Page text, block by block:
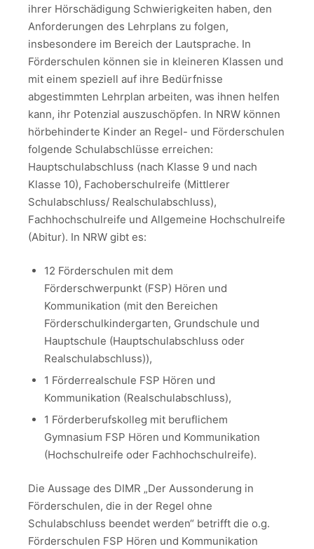
ihrer Hörschädigung Schwierigkeiten haben, den
Anforderungen des Lehrplans zu folgen,
insbesondere im Bereich der Lautsprache. In
Förderschulen können sie in kleineren Klassen und
mit einem speziell auf ihre Bedürfnisse
abgestimmten Lehrplan arbeiten, was ihnen helfen
kann, ihr Potenzial auszuschöpfen. In NRW können
hörbehinderte Kinder an Regel- und Förderschulen
folgende Schulabschlüsse erreichen:
Hauptschulabschluss (nach Klasse 9 und nach
Klasse 10), Fachoberschulreife (Mittlerer
Schulabschluss/ Realschulabschluss),
Fachhochschulreife und Allgemeine Hochschulreife
(Abitur). In NRW gibt es:
12 Förderschulen mit dem
Förderschwerpunkt (FSP) Hören und
Kommunikation (mit den Bereichen
Förderschulkindergarten, Grundschule und
Hauptschule (Hauptschulabschluss oder
Realschulabschluss)),
1 Förderrealschule FSP Hören und
Kommunikation (Realschulabschluss),
1 Förderberufskolleg mit beruflichem
Gymnasium FSP Hören und Kommunikation
(Hochschulreife oder Fachhochschulreife).
Die Aussage des DIMR „Der Aussonderung in
Förderschulen, die in der Regel ohne
Schulabschluss beendet werden“ betrifft die o.g.
Förderschulen FSP Hören und Kommunikation